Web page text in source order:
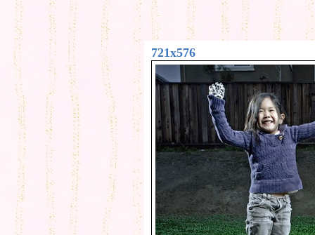
721x576